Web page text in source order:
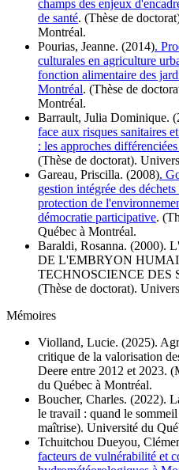
champs des enjeux
de santé. (Thèse de
Montréal.
Pourias, Jeanne. (2014).
culturales en agriculture
fonction alimentaire des
Montréal. (Thèse de
Montréal.
Barrault, Julia Dominique.
face aux risques sanitaires
: les approches
(Thèse de doctorat).
Gareau, Priscilla. (2008).
gestion intégrée des
protection de
démocratie participative.
Québec à Montréal.
Baraldi, Rosanna.
DE L'EMBRYON
TECHNOSCIENCE DES
(Thèse de doctorat).
Mémoires
Violland, Lucie. (2025).
critique de la valorisation
Deere entre 2012 et 2023.
du Québec à Montréal.
Boucher, Charles. (2022).
le travail : quand le
maîtrise). Université du
Tchuitchou Dueyou,
facteurs de vulnérabilité et